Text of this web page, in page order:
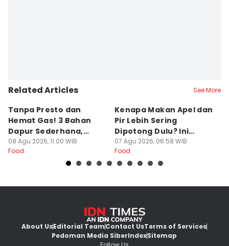
Related Articles See More
Tanpa Presto dan
Hemat Gas! 3 Bahan
Dapur Sederhana,
Daging Sapi Empuk
Dalam 15 Menit
08 Agu 2026, 11:00 WIB
Food
Kenapa Makan Apel dan
Pir Lebih Sering
Dipotong Dulu? Ini
Alasannya
07 Agu 2026, 06:58 WIB
Food
About UsEditorial TeamContact UsTerms of Services
Pedoman Media SiberIndexSitemap